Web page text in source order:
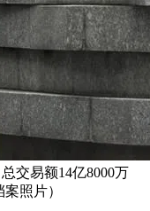
交易额14亿8000万
照片）